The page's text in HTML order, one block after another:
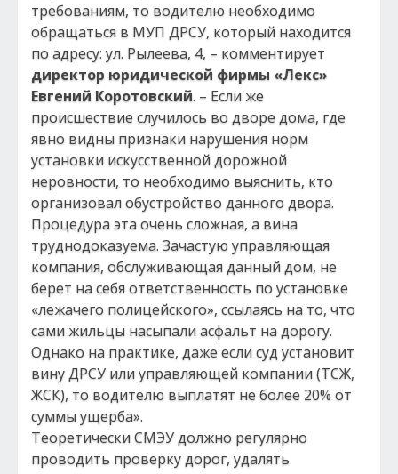
требованиям, то водителю необходимо
обращаться в МУП ДРСУ, который находится
по адресу: ул. Рылеева, 4, – комментирует
директор юридической фирмы «Лекс»
Евгений Коротовский. – Если же
происшествие случилось во дворе дома, где
явно видны признаки нарушения норм
установки искусственной дорожной
неровности, то необходимо выяснить, кто
организовал обустройство данного двора.
Процедура эта очень сложная, а вина
труднодоказуема. Зачастую управляющая
компания, обслуживающая данный дом, не
берет на себя ответственность по установке
«лежачего полицейского», ссылаясь на то, что
сами жильцы насыпали асфальт на дорогу.
Однако на практике, даже если суд установит
вину ДРСУ или управляющей компании (ТСЖ,
ЖСК), то водителю выплатят не более 20% от
суммы ущерба».
Теоретически СМЭУ должно регулярно
проводить проверку дорог, удалять